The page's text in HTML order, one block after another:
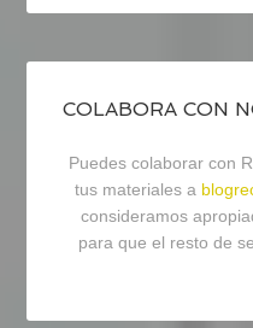
COLABORA CON
Puedes colaborar con
tus materiales a
consideramos
para que el resto de